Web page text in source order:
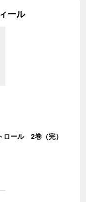
ール
ロール 2巻（完）